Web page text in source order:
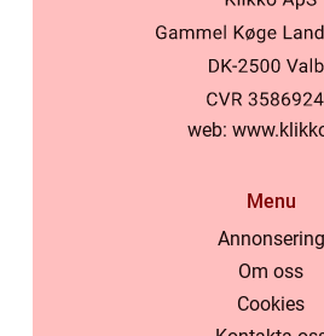
web:
Menu
Annonsering
Om oss
Cookies